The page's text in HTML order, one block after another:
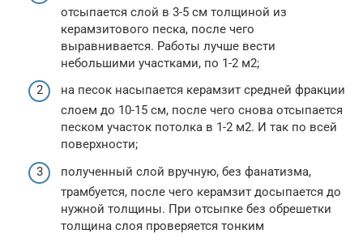
отсыпается слой в 3-5 см толщиной из
керамзитового песка, после чего
выравнивается. Работы лучше вести
небольшими участками, по 1-2 м2;
на песок насыпается керамзит средней фракции
слоем до 10-15 см, после чего снова отсыпается
песком участок потолка в 1-2 м2. И так по всей
поверхности;
полученный слой вручную, без фанатизма,
трамбуется, после чего керамзит досыпается до
нужной толщины. При отсыпке без обрешетки
толщина слоя проверяется тонким